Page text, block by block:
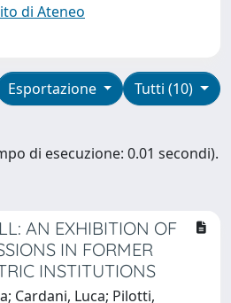
di Ateneo
Tutti (10)
Esportazione
di esecuzione: 0.01 secondi).
AN EXHIBITION OF
IN FORMER
INSTITUTIONS
Cardani, Luca; Pilotti,